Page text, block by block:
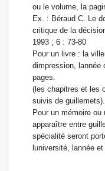
ou le volume, la
Ex. : Béraud C. Le
critique de la
1993 ; 6 : 73-80
Pour un livre : la ville
dimpression,
pages.
(les chapitres et les
suivis de guillemets).
Pour un mémoire
apparaître entre
spécialité seront
luniversité, lannée